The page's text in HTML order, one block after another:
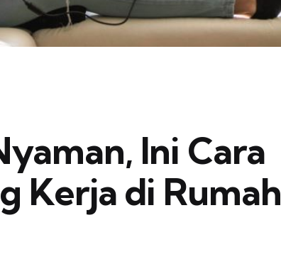
Ini Cara
Kerja di Rumah